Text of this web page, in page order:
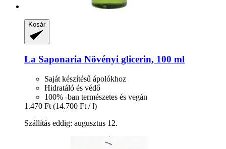
Kosár
La Saponaria Növényi glicerin, 100 ml
Saját készítésű ápolókhoz
Hidratáló és védő
100% -ban természetes és vegán
1.470 Ft (14.700 Ft / l)
Szállítás eddig: augusztus 12.